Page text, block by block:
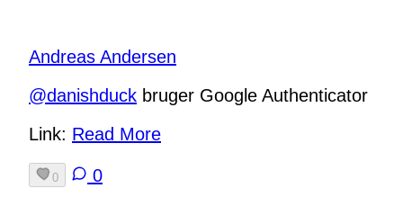
Andreas Andersen
@danishduck bruger Google Authenticator
Link: Read More
0 0